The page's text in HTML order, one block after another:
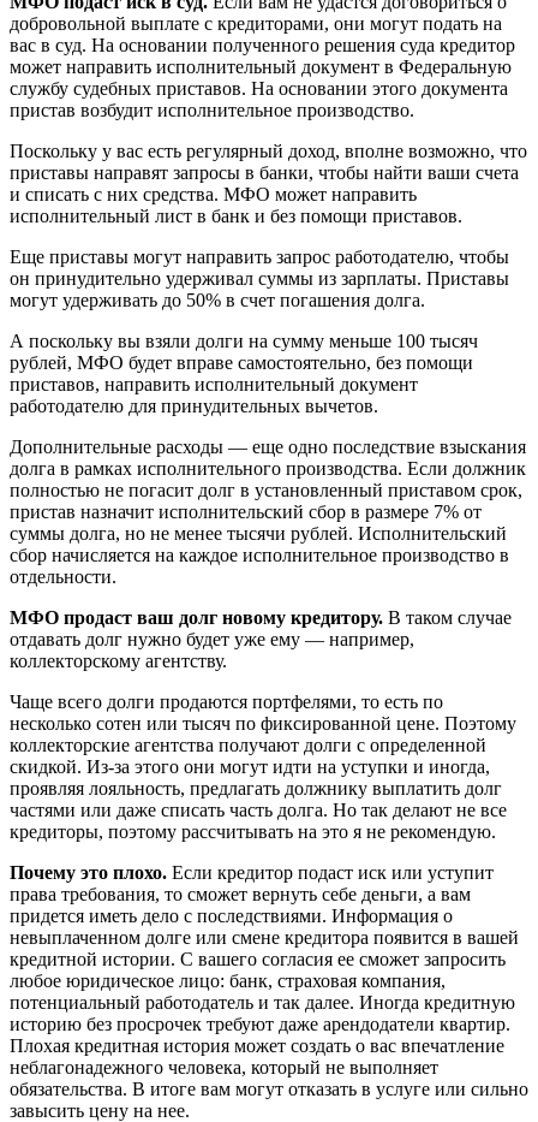
добровольной выплате с кредиторами, они могут подать на
вас в суд. На основании полученного решения суда кредитор
может направить исполнительный документ в Федеральную
службу судебных приставов. На основании этого документа
пристав возбудит исполнительное производство.
Поскольку у вас есть регулярный доход, вполне возможно, что
приставы направят запросы в банки, чтобы найти ваши счета
и списать с них средства. МФО может направить
исполнительный лист в банк и без помощи приставов.
Еще приставы могут направить запрос работодателю, чтобы
он принудительно удерживал суммы из зарплаты. Приставы
могут удерживать до 50% в счет погашения долга.
А поскольку вы взяли долги на сумму меньше 100 тысяч
рублей, МФО будет вправе самостоятельно, без помощи
приставов, направить исполнительный документ
работодателю для принудительных вычетов.
Дополнительные расходы — еще одно последствие взыскания
долга в рамках исполнительного производства. Если должник
полностью не погасит долг в установленный приставом срок,
пристав назначит исполнительский сбор в размере 7% от
суммы долга, но не менее тысячи рублей. Исполнительский
сбор начисляется на каждое исполнительное производство в
отдельности.
МФО продаст ваш долг новому кредитору. В таком случае
отдавать долг нужно будет уже ему — например,
коллекторскому агентству.
Чаще всего долги продаются портфелями, то есть по
несколько сотен или тысяч по фиксированной цене. Поэтому
коллекторские агентства получают долги с определенной
скидкой. Из-за этого они могут идти на уступки и иногда,
проявляя лояльность, предлагать должнику выплатить долг
частями или даже списать часть долга. Но так делают не все
кредиторы, поэтому рассчитывать на это я не рекомендую.
Почему это плохо. Если кредитор подаст иск или уступит
права требования, то сможет вернуть себе деньги, а вам
придется иметь дело с последствиями. Информация о
невыплаченном долге или смене кредитора появится в вашей
кредитной истории. С вашего согласия ее сможет запросить
любое юридическое лицо: банк, страховая компания,
потенциальный работодатель и так далее. Иногда кредитную
историю без просрочек требуют даже арендодатели квартир.
Плохая кредитная история может создать о вас впечатление
неблагонадежного человека, который не выполняет
обязательства. В итоге вам могут отказать в услуге или сильно
завысить цену на нее.